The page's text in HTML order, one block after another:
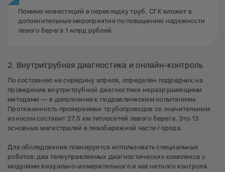
Помимо инвестиций в перекладку труб, СГК вложит в
дополнительные мероприятия по повышению надежности
левого берега 1 млрд рублей.
2. Внутритрубная диагностика и онлайн-контроль
По состоянию на середину апреля, определен подрядчик на
проведение внутритрубной диагностики неразрушающими
методами — в дополнение к гидравлическим испытаниям.
Протяженность проверяемых трубопроводов со значительным
износом составит 27,5 км теплосетей левого берега. Это 13
основных магистралей в левобережной части города.
Для обследования планируется использовать специальных
роботов: два телеуправляемых диагностических комплекса с
модулями визуально-измерительного и магнитного контроля.